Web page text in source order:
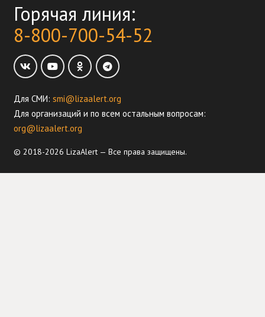
Горячая линия:
8-800-700-54-52
Для СМИ: smi@lizaalert.org
Для организаций и по всем остальным вопросам:
org@lizaalert.org
© 2018-2026 LizaAlert — Все права защищены.